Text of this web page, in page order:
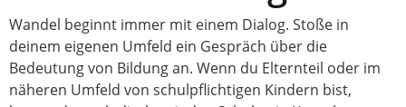
Wandel beginnt immer mit einem Dialog. Stoße in
deinem eigenen Umfeld ein Gespräch über die
Bedeutung von Bildung an. Wenn du Elternteil oder im
näheren Umfeld von schulpflichtigen Kindern bist,